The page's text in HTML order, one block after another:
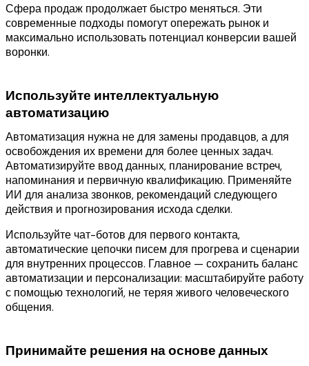
Сфера продаж продолжает быстро меняться. Эти
современные подходы помогут опережать рынок и
максимально использовать потенциал конверсии вашей
воронки.
Используйте интеллектуальную
автоматизацию
Автоматизация нужна не для замены продавцов, а для
освобождения их времени для более ценных задач.
Автоматизируйте ввод данных, планирование встреч,
напоминания и первичную квалификацию. Применяйте
ИИ для анализа звонков, рекомендаций следующего
действия и прогнозирования исхода сделки.
Используйте чат-ботов для первого контакта,
автоматические цепочки писем для прогрева и сценарии
для внутренних процессов. Главное — сохранить баланс
автоматизации и персонализации: масштабируйте работу
с помощью технологий, не теряя живого человеческого
общения.
Принимайте решения на основе данных